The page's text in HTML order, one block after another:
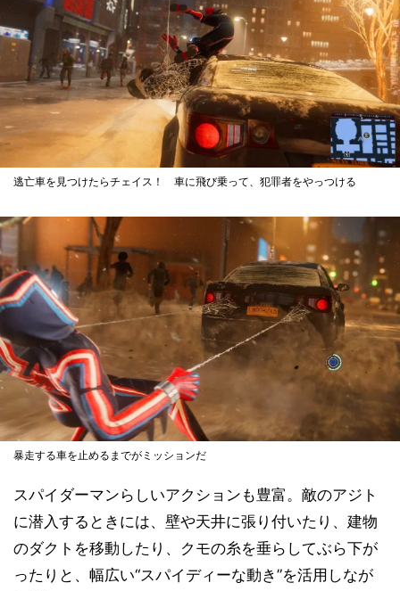
逃亡車を見つけたらチェイス！ 車に飛び乗って、犯罪者をやっつける
暴走する車を止めるまでがミッションだ
スパイダーマンらしいアクションも豊富。敵のアジト
に潜入するときには、壁や天井に張り付いたり、建物
のダクトを移動したり、クモの糸を垂らしてぶら下が
ったりと、幅広い“スパイディーな動き”を活用しなが